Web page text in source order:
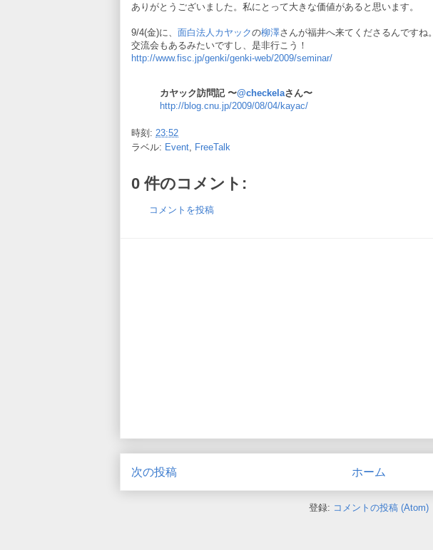
ありがとうございました。私にとって大きな価値があると思います。
9/4(金)に、 面白法人カヤックの柳澤さんが福井へ来てくださるんですね。
交流会もあるみたいですし、是非行こう！
http://www.fisc.jp/genki/genki-web/2009/seminar/
カヤック訪問記 〜@checkelaさん〜
http://blog.cnu.jp/2009/08/04/kayac/
時刻: 23:52
ラベル: Event, FreeTalk
0 件のコメント:
コメントを投稿
次の投稿 ホーム
登録: コメントの投稿 (Atom)